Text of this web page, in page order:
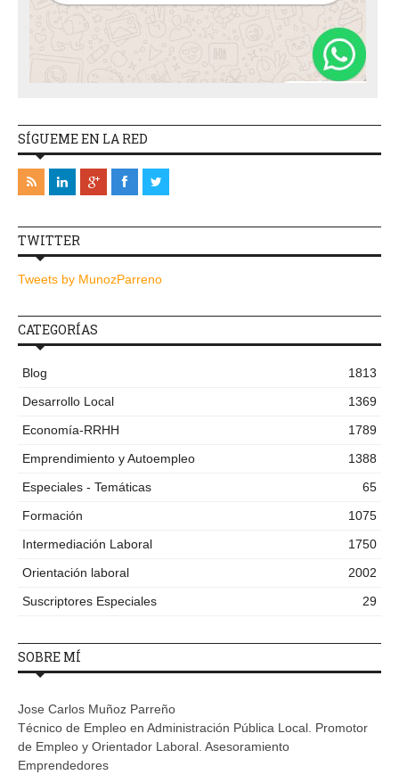
SÍGUEME EN LA RED
TWITTER
Tweets by MunozParreno
CATEGORÍAS
Blog
1813
Desarrollo Local
1369
Economía-RRHH
1789
Emprendimiento y Autoempleo
1388
Especiales - Temáticas
65
Formación
1075
Intermediación Laboral
1750
Orientación laboral
2002
Suscriptores Especiales
29
SOBRE MÍ
Jose Carlos Muñoz Parreño
Técnico de Empleo en Administración Pública Local. Promotor
de Empleo y Orientador Laboral. Asesoramiento
Emprendedores